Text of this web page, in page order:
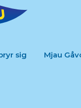
sig Mjau